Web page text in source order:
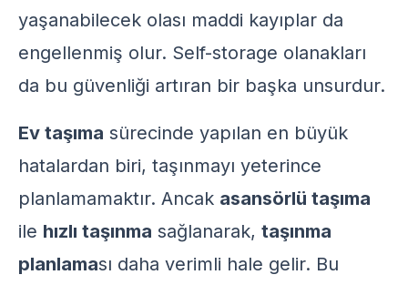
yaşanabilecek olası maddi kayıplar da
engellenmiş olur. Self-storage olanakları
da bu güvenliği artıran bir başka unsurdur.
Ev taşıma sürecinde yapılan en büyük
hatalardan biri, taşınmayı yeterince
planlamamaktır. Ancak asansörlü taşıma
ile hızlı taşınma sağlanarak, taşınma
planlaması daha verimli hale gelir. Bu